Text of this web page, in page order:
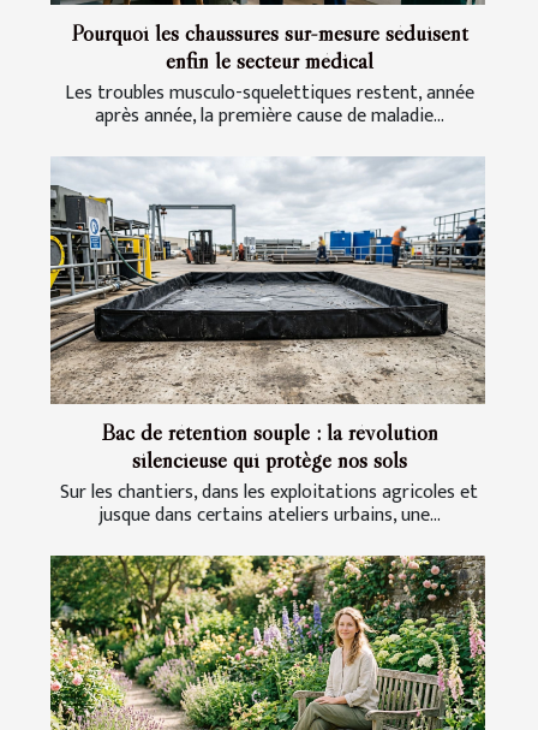
Pourquoi les chaussures sur-mesure séduisent
enfin le secteur médical
Les troubles musculo-squelettiques restent, année
après année, la première cause de maladie...
Bac de rétention souple : la révolution
silencieuse qui protège nos sols
Sur les chantiers, dans les exploitations agricoles et
jusque dans certains ateliers urbains, une...